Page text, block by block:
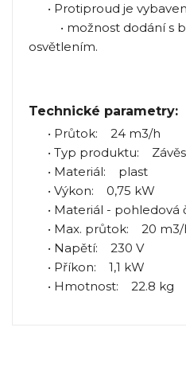
• Protiproud je
• možnost dodání s
osvětlením.
Technické parametry:
• Průtok: 24 m3/h
• Typ produktu:
• Materiál: plast
• Výkon: 0,75 kW
• Materiál - pohledová
• Max. průtok: 20 m3/
• Napětí: 230 V
• Příkon: 1,1 kW
• Hmotnost: 22.8 kg